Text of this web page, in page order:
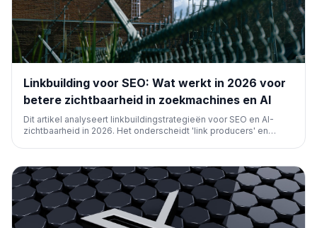
Linkbuilding voor SEO: Wat werkt in 2026 voor
betere zichtbaarheid in zoekmachines en AI
Dit artikel analyseert linkbuildingstrategieën voor SEO en AI-
zichtbaarheid in 2026. Het onderscheidt 'link producers' en
backlinks bepalen voor optimale resultaten.